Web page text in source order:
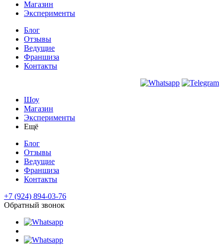
Магазин
Эксперименты
Блог
Отзывы
Ведущие
Франшиза
Контакты
Шоу
Магазин
Эксперименты
Ещё
Блог
Отзывы
Ведущие
Франшиза
Контакты
+7 (924) 894-03-76
Обратный звонок